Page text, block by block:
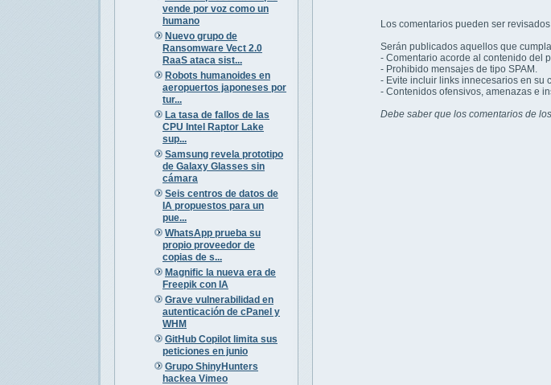
vende por voz como un
humano
Nuevo grupo de
Ransomware Vect 2.0
RaaS ataca sist...
Robots humanoides en
aeropuertos japoneses por
tur...
La tasa de fallos de las
CPU Intel Raptor Lake
sup...
Samsung revela prototipo
de Galaxy Glasses sin
cámara
Seis centros de datos de
IA propuestos para un
pue...
WhatsApp prueba su
propio proveedor de
copias de s...
Magnific la nueva era de
Freepik con IA
Grave vulnerabilidad en
autenticación de cPanel y
WHM
GitHub Copilot limita sus
peticiones en junio
Grupo ShinyHunters
hackea Vimeo
Los comentarios pueden ser
Serán publicados aquellos que
- Comentario acorde al contenido del
- Prohibido mensajes de tipo SPAM.
- Evite incluir links innecesarios en su
- Contenidos ofensivos, amenazas e
Debe saber que los comentarios de